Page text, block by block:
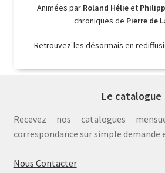
Animées par Roland Hélieet
chroniques de Pierre de
Retrouvez-les désormais en
Le catalogue
Recevez nos catalogues
correspondance sur simple demande
Nous Contacter